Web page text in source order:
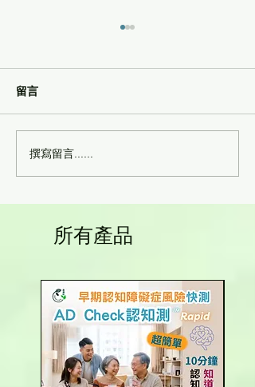
幹細胞回輸後，身體一年
內的變化有哪些？
留言
撰寫留言......
所有產品